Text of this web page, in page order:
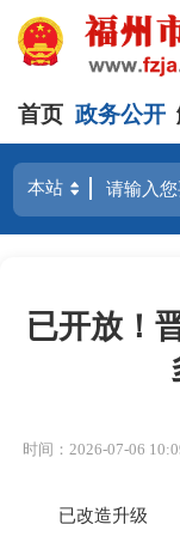
首页 政务公开
已开放！
时间：2026-07-06
已改造升级